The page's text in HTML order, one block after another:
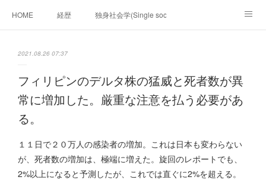
HOME 経歴 独身社会学(Single sociology)と高齢化社会学
移動出来て、工場で作る建物。未来２１００研究所
フィリピンの問題点 フィリピンの歴史
2021.08.26 07:37
フィリピンのデルタ株の猛威と死者数が異
常に増加した。厳重な注意を払う必要があ
る。
１１日で２０万人の感染者の増加。これは日本も変わらない
が、死者数の増加は、極端に増えた。旋回のレポートでも、
2%以上になると予測したが、これでは直ぐに2%を超える。